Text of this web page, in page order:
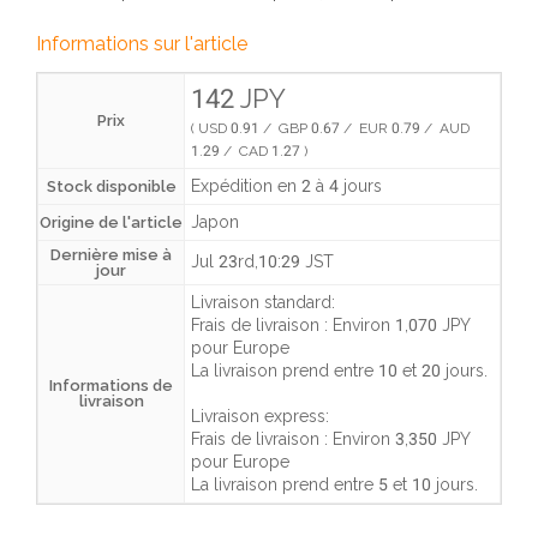
Informations sur l'article
Prix
142 JPY
( USD 0.91 / GBP 0.67 / EUR 0.79 / AUD
1.29 / CAD 1.27 )
Stock disponible Expédition en 2 à 4 jours
Origine de l'article Japon
Dernière mise à
jour
Jul 23rd,10:29 JST
Informations de
livraison
Livraison standard:
Frais de livraison : Environ 1,070 JPY
pour Europe
La livraison prend entre 10 et 20 jours
Livraison express:
Frais de livraison : Environ 3,350 JPY
pour Europe
La livraison prend entre 5 et 10 jours